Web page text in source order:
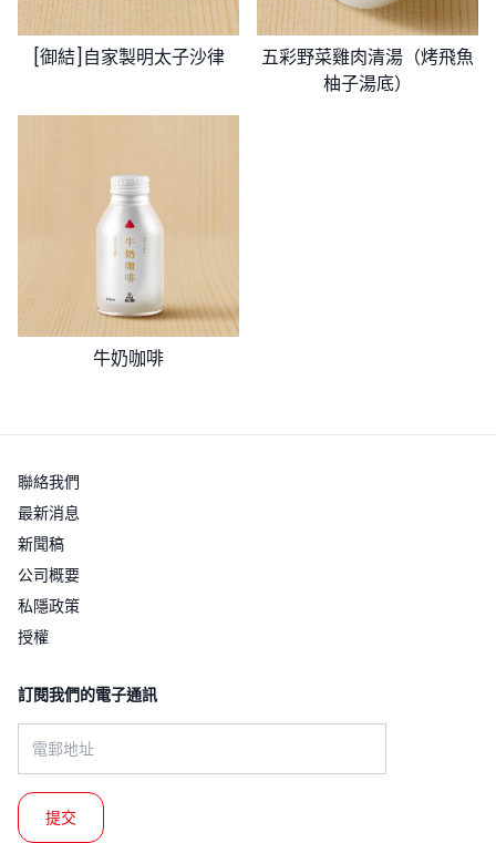
[御結]自家製明太子沙律
五彩野菜雞肉清湯（烤飛魚
柚子湯底）
牛奶咖啡
聯絡我們
最新消息
新聞稿
公司概要
私隱政策
授權
訂閱我們的電子通訊​